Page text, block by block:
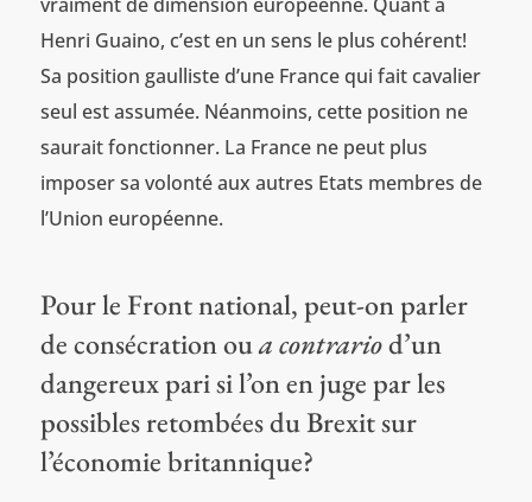
Henri Guaino, c’est en un sens le plus cohérent!
Sa position gaulliste d’une France qui fait cavalier
seul est assumée. Néanmoins, cette position ne
saurait fonctionner. La France ne peut plus
imposer sa volonté aux autres Etats membres de
l’Union européenne.
Pour le Front national, peut-on parler
de consécration oua contrariod’un
dangereux pari si l’on en juge par les
possibles retombées du Brexit sur
l’économie britannique?